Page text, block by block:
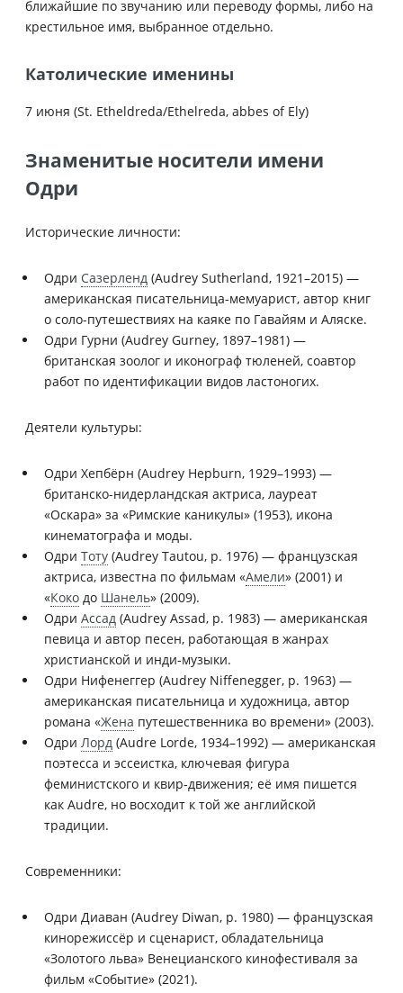
ближайшие по звучанию или переводу формы, либо на
крестильное имя, выбранное отдельно.
Католические именины
7 июня (St. Etheldreda/Ethelreda, abbes of Ely)
Знаменитые носители имени
Одри
Исторические личности:
Одри Сазерленд (Audrey Sutherland, 1921–2015) —
американская писательница-мемуарист, автор книг
о соло-путешествиях на каяке по Гавайям и Аляске.
Одри Гурни (Audrey Gurney, 1897–1981) —
британская зоолог и иконограф тюленей, соавтор
работ по идентификации видов ластоногих.
Деятели культуры:
Одри Хепбёрн (Audrey Hepburn, 1929–1993) —
британско-нидерландская актриса, лауреат
«Оскара» за «Римские каникулы» (1953), икона
кинематографа и моды.
Одри Тоту (Audrey Tautou, р. 1976) — французская
актриса, известна по фильмам «Амели» (2001) и
«Коко до Шанель» (2009).
Одри Ассад (Audrey Assad, р. 1983) — американская
певица и автор песен, работающая в жанрах
христианской и инди-музыки.
Одри Нифенеггер (Audrey Niffenegger, р. 1963) —
американская писательница и художница, автор
романа «Жена путешественника во времени» (2003).
Одри Лорд (Audre Lorde, 1934–1992) — американская
поэтесса и эссеистка, ключевая фигура
феминистского и квир‑движения; её имя пишется
как Audre, но восходит к той же английской
традиции.
Современники:
Одри Диаван (Audrey Diwan, р. 1980) — французская
кинорежиссёр и сценарист, обладательница
«Золотого льва» Венецианского кинофестиваля за
фильм «Событие» (2021).